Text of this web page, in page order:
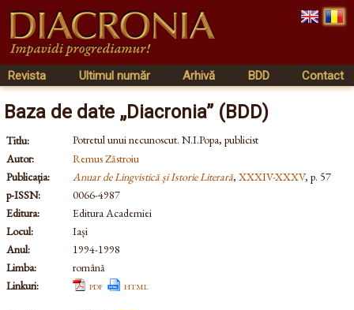
Revista Ultimul număr Arhivă BDD Contact
Baza de date „Diacronia” (BDD)
Titlu:
Potretul unui necunoscut. N.I.Popa, publicist
Autor:
Remus Zăstroiu
Publicația:
Anuar de Lingvistică și Istorie Literară, XXXIV-XXXV, p. 57
p-ISSN:
0066-4987
Editura:
Editura Academiei
Locul:
Iași
Anul:
1994-1998
Limba:
română
Linkuri:
pdf html